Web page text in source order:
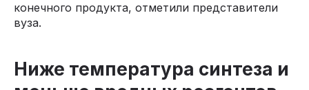
конечного продукта, отметили представители
вуза.
Ниже температура синтеза и